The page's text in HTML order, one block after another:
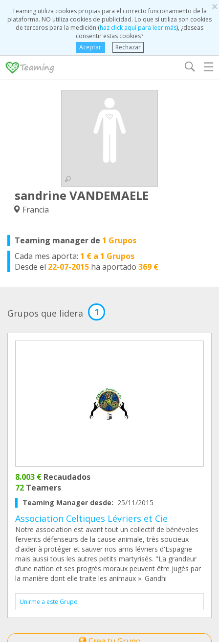
×
Teaming utiliza cookies propias para el correcto funcionamiento de la
plataforma. NO utiliza cookies de publicidad. Lo que sí utiliza son cookies
de terceros para la medición (haz click aquí para leer más), ¿deseas
consentir estas cookies?
Aceptar
Rechazar
☰
sandrine VANDEMAELE
Francia
Teaming manager de 1 Grupos
Cada mes aporta: 1 € a 1 Grupos
Desde el 22-07-2015 ha aportado 369 €
Grupos que lidera 1
8.003 € Recaudados
72 Teamers
Teaming Manager desde: 25/11/2015
Association Celtiques Lévriers et Cie
Notre association est avant tout un collectif de bénévoles
fervents défenseurs de la cause animale, très soucieux
d'aider à protéger et sauver nos amis lévriers d'Espagne
mais aussi tous les autres petits martyrisés. "La grandeur
d’une nation et ses progrès moraux peuvent être jugés par
la manière dont elle traite les animaux ». Gandhi
Unirme a este Grupo